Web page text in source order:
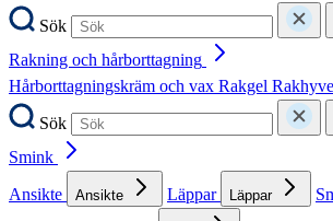
Sök
Rakning och hårborttagning
Hårborttagningskräm och vax Rakgel
Sök
Smink
Ansikte
Ansikte Läppar Läppar